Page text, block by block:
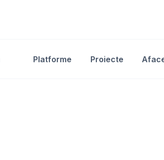
Platforme Proiecte